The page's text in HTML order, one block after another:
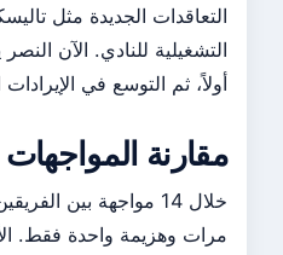
التعاقدات الجديدة مثل
التشغيلية للنادي. الآن
أولاً، ثم التوسع في الإيرادات
مقارنة المواجهات